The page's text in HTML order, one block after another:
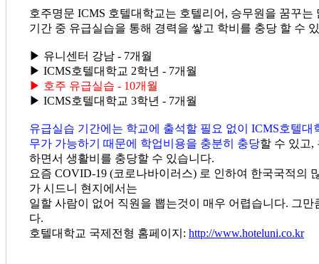
호주명문 ICMS 호텔대학교는 호텔리어, 승무원을 꿈꾸
기간 중 유급실습을 통해 경력을 쌓고 학비를 충당 할 수
▶ 유니센터 강남 - 7개월
▶ ICMS호텔대학교 2학년 - 7개월
▶ 호주 유급실습 - 10개월
▶ ICMS호텔대학교 3학년 - 7개월
유급실습 기간에는 학교에 출석할 필요 없이 ICMS호텔
무가 가능하기 때문에 학업비용을 충분히 충당할 수 있고,
하면서 생활비를 충당할 수 있습니다.
요즘 COVID-19 (코로나바이러스) 로 인하여 한국국적의
가 시드니 현지에서는
일할 사람이 없어 직원을 뽑는것이 매우 어렵습니다. 그
다.
호텔대학교 국제전형 홈페이지: http://www.hoteluni.co.kr